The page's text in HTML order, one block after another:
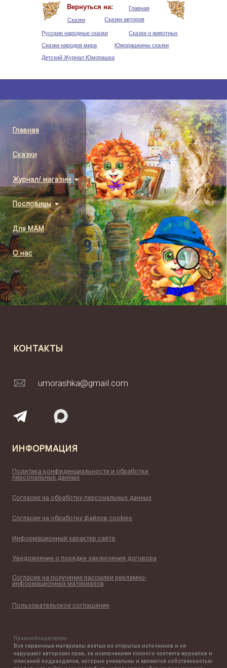
Вернуться на:
Главная
Сказки
Русские народные сказки
Сказки о животных
Сказки народов мира
Сказки авторов
Детский Журнал Юморашка
Юморашкины сказки